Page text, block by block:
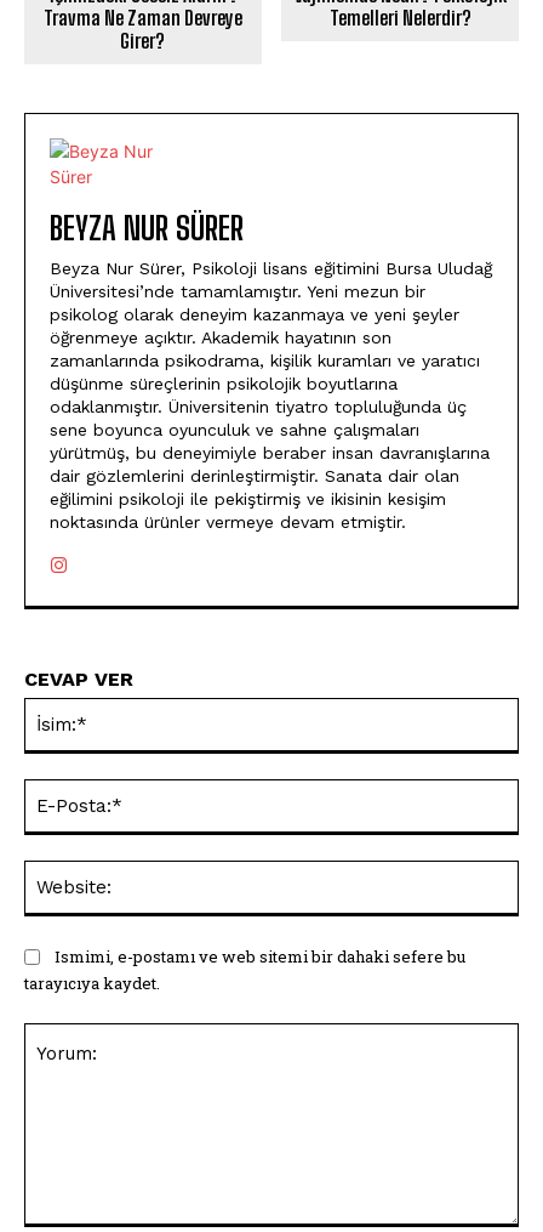
Travma Ne Zaman Devreye
Girer?
Temelleri Nelerdir?
BEYZA NUR SÜRER
Beyza Nur Sürer, Psikoloji lisans eğitimini Bursa Uludağ
Üniversitesi’nde tamamlamıştır. Yeni mezun bir
psikolog olarak deneyim kazanmaya ve yeni şeyler
öğrenmeye açıktır. Akademik hayatının son
zamanlarında psikodrama, kişilik kuramları ve yaratıcı
düşünme süreçlerinin psikolojik boyutlarına
odaklanmıştır. Üniversitenin tiyatro topluluğunda üç
sene boyunca oyunculuk ve sahne çalışmaları
yürütmüş, bu deneyimiyle beraber insan davranışlarına
dair gözlemlerini derinleştirmiştir. Sanata dair olan
eğilimini psikoloji ile pekiştirmiş ve ikisinin kesişim
noktasında ürünler vermeye devam etmiştir.
CEVAP VER
Ismimi, e-postamı ve web sitemi bir dahaki sefere bu
tarayıcıya kaydet.